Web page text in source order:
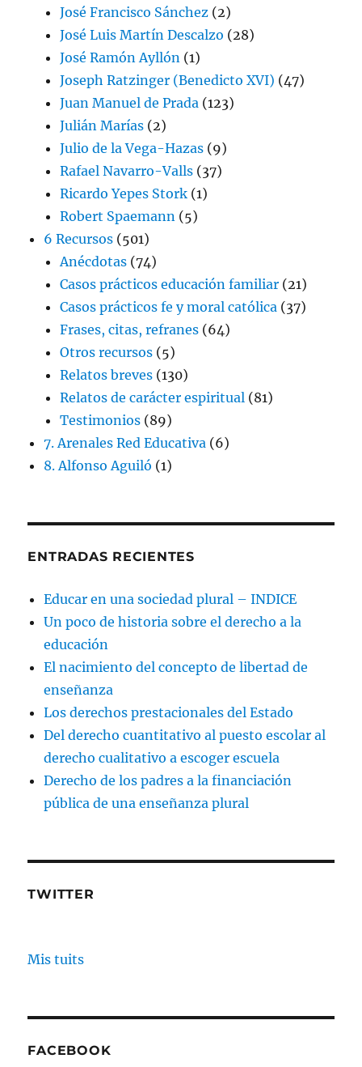
José Francisco Sánchez (2)
José Luis Martín Descalzo (28)
José Ramón Ayllón (1)
Joseph Ratzinger (Benedicto XVI) (47)
Juan Manuel de Prada (123)
Julián Marías (2)
Julio de la Vega-Hazas (9)
Rafael Navarro-Valls (37)
Ricardo Yepes Stork (1)
Robert Spaemann (5)
6 Recursos (501)
Anécdotas (74)
Casos prácticos educación familiar (21)
Casos prácticos fe y moral católica (37)
Frases, citas, refranes (64)
Otros recursos (5)
Relatos breves (130)
Relatos de carácter espiritual (81)
Testimonios (89)
7. Arenales Red Educativa (6)
8. Alfonso Aguiló (1)
ENTRADAS RECIENTES
Educar en una sociedad plural – INDICE
Un poco de historia sobre el derecho a la
educación
El nacimiento del concepto de libertad de
enseñanza
Los derechos prestacionales del Estado
Del derecho cuantitativo al puesto escolar al
derecho cualitativo a escoger escuela
Derecho de los padres a la financiación
pública de una enseñanza plural
TWITTER
Mis tuits
FACEBOOK